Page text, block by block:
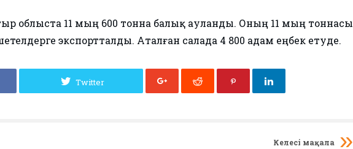
облыста 11 мың 600 тонна балық ауланды. Оның​ 11 мың тоннасы
экспортталды. Аталған салада 4​ 800 адам еңбек етуде.
Twitter
Келесі мақала